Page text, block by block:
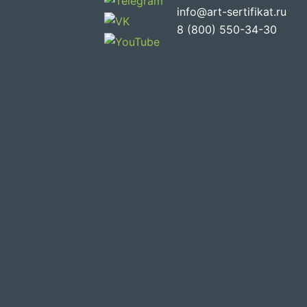
info@art-sertifikat.ru
8 (800) 550-34-30